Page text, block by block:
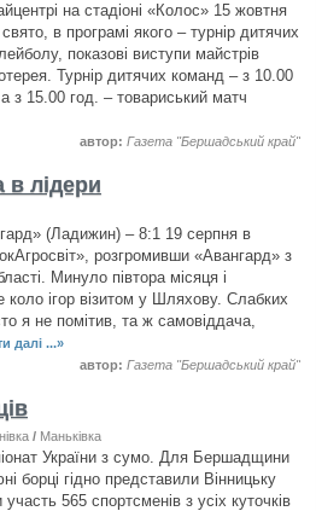
на стадіоні «Колос» 15 жовтня
в програмі якого – турнір дитячих
показові виступи майстрів
Турнір дитячих команд – з 10.00
з 15.00 год. – товариський матч
автор: Газета "Бершадський край"
лідери
(Ладижин) – 8:1 19 серпня в
розгромивши «Авангард» з
Минуло півтора місяця і
коло ігор візитом у Шляхову. Слабких
я не помітив, та ж самовіддача,
далі ...»
автор: Газета "Бершадський край"
/ Маньківка
України з сумо. Для Бершадщини
борці гідно представили Вінницьку
565 спортсменів з усіх куточків